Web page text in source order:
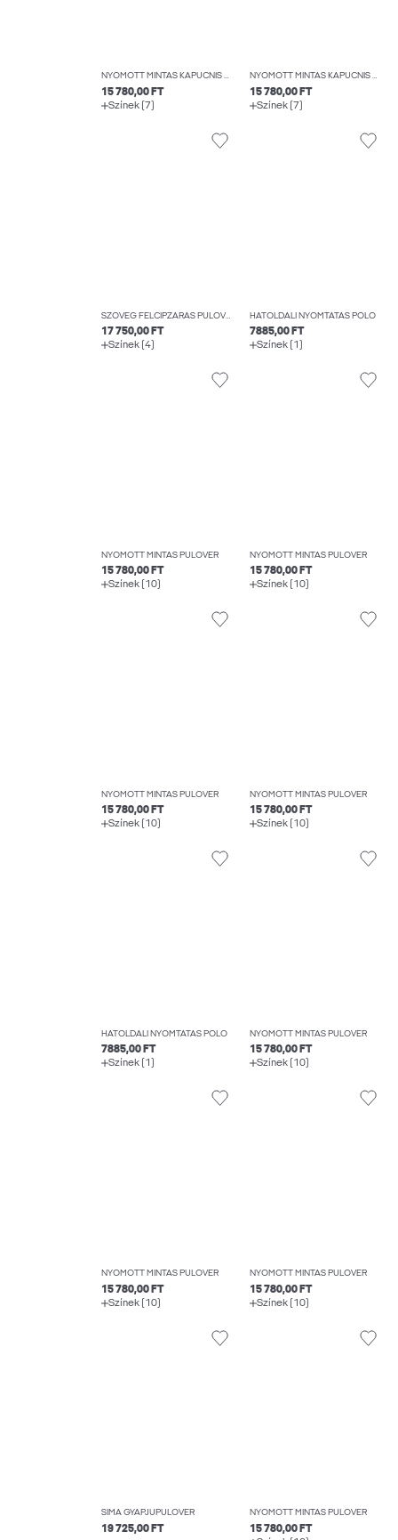
NYOMOTT MINTÁS KAPUCNIS FELSŐ
15 780,00 FT
Színek (7)
NYOMOTT MINTÁS KAPUCNIS FELSŐ
15 780,00 FT
Színek (7)
SZÖVEG FÉLCIPZÁRAS PULÓVER
17 750,00 FT
Színek (4)
HÁTOLDALI NYOMTATÁS PÓLÓ
7885,00 FT
Színek (1)
NYOMOTT MINTÁS PULÓVER
15 780,00 FT
Színek (10)
NYOMOTT MINTÁS PULÓVER
15 780,00 FT
Színek (10)
NYOMOTT MINTÁS PULÓVER
15 780,00 FT
Színek (10)
NYOMOTT MINTÁS PULÓVER
15 780,00 FT
Színek (10)
HÁTOLDALI NYOMTATÁS PÓLÓ
7885,00 FT
Színek (1)
NYOMOTT MINTÁS PULÓVER
15 780,00 FT
Színek (10)
NYOMOTT MINTÁS PULÓVER
15 780,00 FT
Színek (10)
NYOMOTT MINTÁS PULÓVER
15 780,00 FT
Színek (10)
SIMA GYAPJÚPULÓVER
19 725,00 FT
NYOMOTT MINTÁS PULÓVER
15 780,00 FT